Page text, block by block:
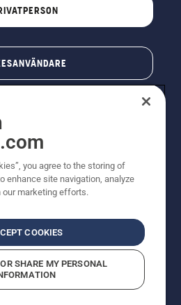
All rights reserved. Priserna
cirkapriser. Alla angivna
försäljningspriser (inkl.
är tillgänglig för direkt köp.
Sekretessmeddelande
misstänkta överträdelser
you agree to the storing of
enhance site navigation, analyze
our marketing efforts.
COOKIES
SHARE MY PERSONAL